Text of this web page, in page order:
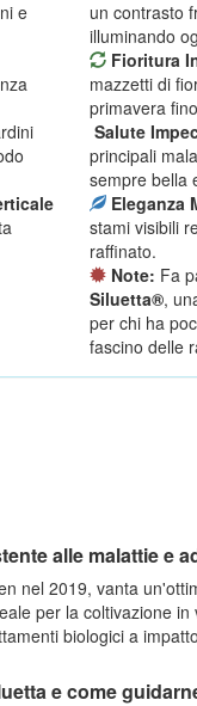
e
un contrasto
illuminando
Fioritura
mazzetti di
primavera
Salute
principali
sempre bella
Eleganza
stami visibili
raffinato.
Note: Fa
Siluetta®,
per chi ha
fascino delle
alle malattie e
nel 2019, vanta
per la coltivazione
biologici a
e come